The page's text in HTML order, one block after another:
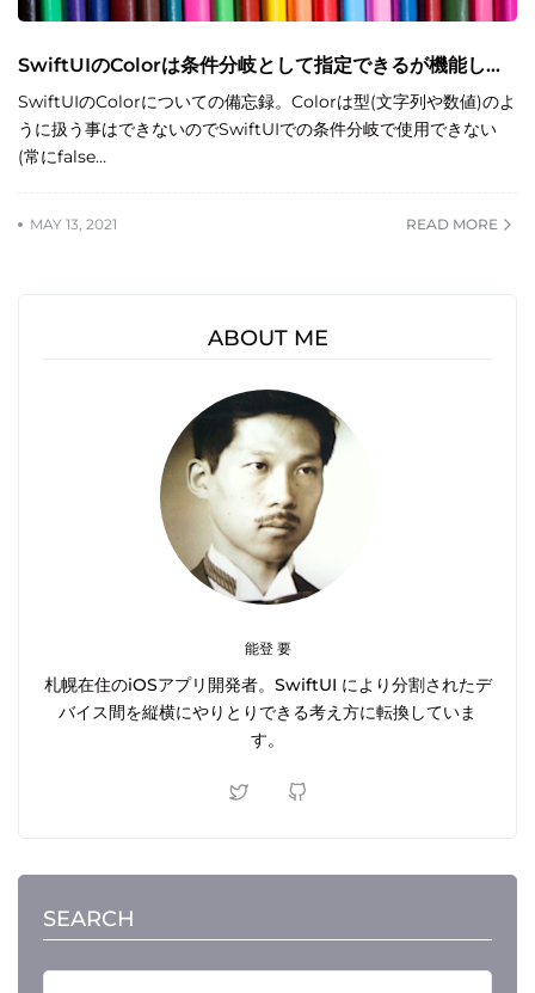
SwiftUIのColorは条件分岐として指定できるが機能し...
SwiftUIのColorについての備忘録。Colorは型(文字列や数値)のよ
うに扱う事はできないのでSwiftUIでの条件分岐で使用できない
(常にfalse…
MAY 13, 2021 READ MORE
ABOUT ME
能登 要
札幌在住のiOSアプリ開発者。SwiftUI により分割されたデ
バイス間を縦横にやりとりできる考え方に転換していま
す。
SEARCH